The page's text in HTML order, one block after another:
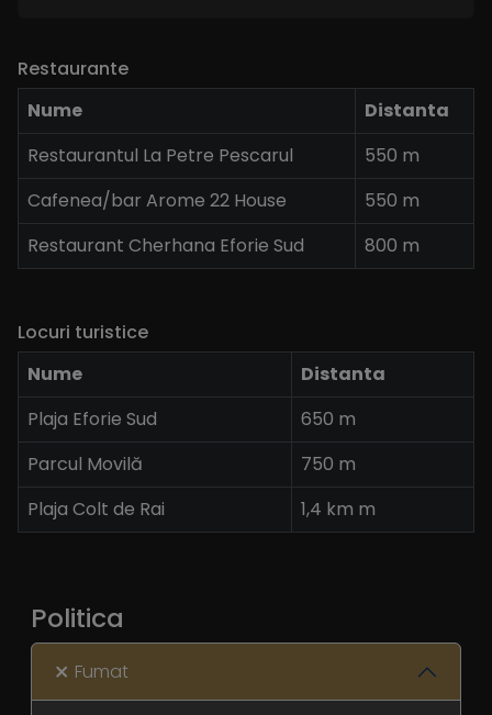
Restaurante
Nume
Distanta
Restaurantul La Petre Pescarul
550 m
Cafenea/bar Arome 22 House
550 m
Restaurant Cherhana Eforie Sud
800 m
Locuri turistice
Nume
Distanta
Plaja Eforie Sud
650 m
Parcul Movilă
750 m
Plaja Colt de Rai
1,4 km m
Politica
Fumat